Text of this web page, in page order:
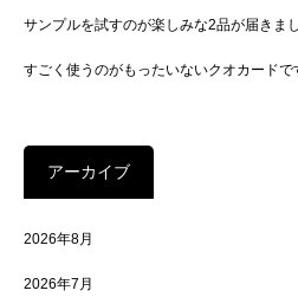
サンプルを試すのが楽しみな2品が届きま
すごく使うのがもったいないクオカードで
アーカイブ
2026年8月
2026年7月